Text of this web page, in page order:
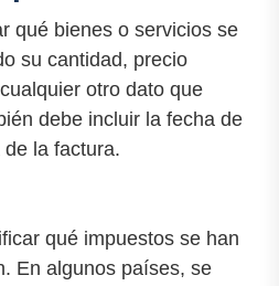
qué bienes o servicios se
su cantidad, precio
otro dato que
debe incluir la fecha de
la factura.
qué impuestos se han
En algunos países, se